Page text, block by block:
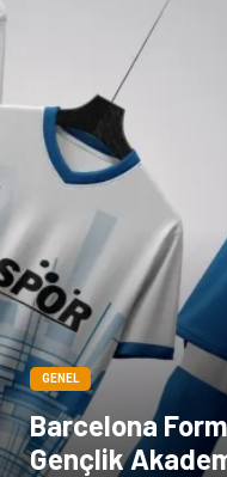
GENEL
Barcelona
Gençlik